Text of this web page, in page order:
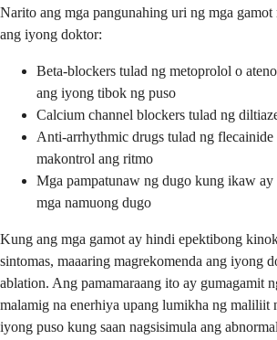
Narito ang mga pangunahing uri ng mga gamot
ang iyong doktor:
Beta-blockers tulad ng metoprolol o
ang iyong tibok ng puso
Calcium channel blockers tulad ng
Anti-arrhythmic drugs tulad ng flecainide
makontrol ang ritmo
Mga pampatunaw ng dugo kung ikaw ay
mga namuong dugo
Kung ang mga gamot ay hindi epektibong
sintomas, maaaring magrekomenda ang iyong
ablation. Ang pamamaraang ito ay gumagamit
malamig na enerhiya upang lumikha ng maliliit
iyong puso kung saan nagsisimula ang